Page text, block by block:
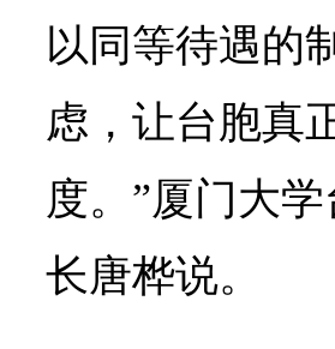
以同等待遇的
虑，让台胞真
度。”厦门大
长唐桦说。